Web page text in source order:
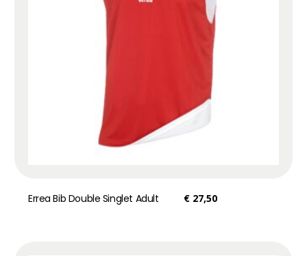
Errea Bib Double Singlet Adult € 27,50